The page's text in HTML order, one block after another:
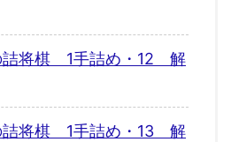
詰将棋 1手詰め・12 解
詰将棋 1手詰め・13 解